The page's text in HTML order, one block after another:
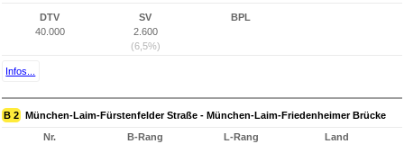
DTV
40.000
SV
2.600
(6,5%)
BPL
Infos...
B 2 München-Laim-Fürstenfelder Straße - München-Laim-Friedenheimer Brücke
Nr.
B-Rang
L-Rang
Land